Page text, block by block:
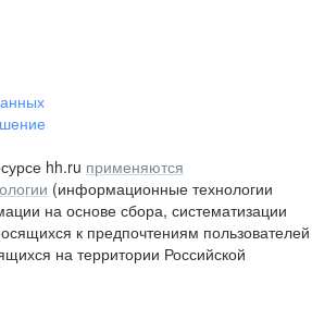
hh.ru применяются
(информационные технологии
на основе сбора, систематизации
к предпочтениям пользователей
на территории Российской